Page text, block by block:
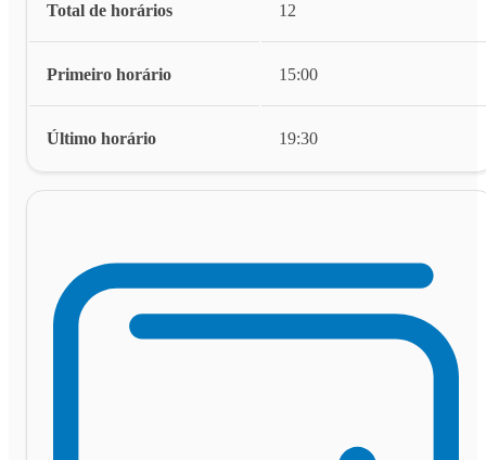
Total de horários 12
Primeiro horário 15:00
Último horário 19:30